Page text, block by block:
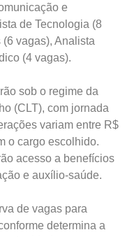
e
de Tecnologia (8
vagas), Analista
(4 vagas).
sob o regime da
(CLT), com jornada
variam entre R$
o cargo escolhido.
acesso a benefícios
e auxílio-saúde.
de vagas para
determina a